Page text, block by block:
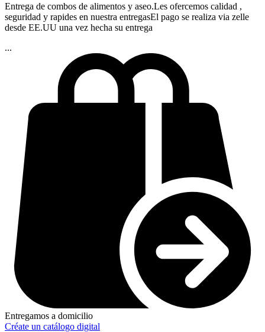
Entrega de combos de alimentos y aseo.Les ofercemos calidad ,
seguridad y rapides en nuestra entregasEl pago se realiza via zelle
desde EE.UU una vez hecha su entrega
...
Entregamos a domicilio
Créate un catálogo digital